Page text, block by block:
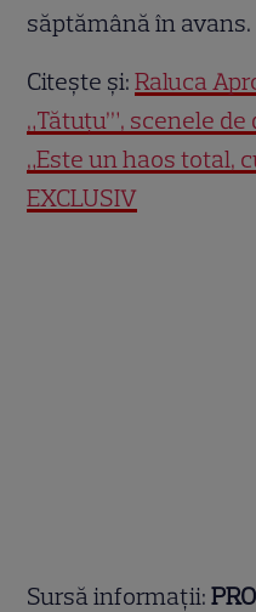
săptămână în avans.
Citește și:Raluca
„Tătuțu’”, scenele
„Este un haos total,
EXCLUSIV
Sursă informații: